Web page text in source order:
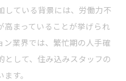
している背景には、労働力不
高まっていることが挙げられ
ン業界では、繁忙期の人手確
として、住み込みスタッフの
す。